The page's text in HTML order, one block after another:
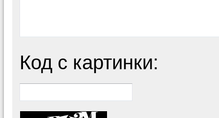
Код с картинки: